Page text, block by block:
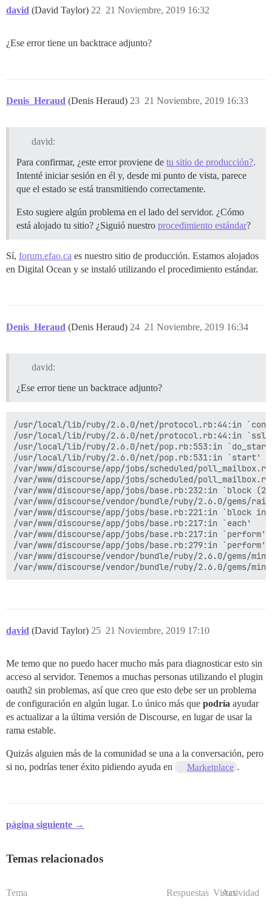
david (David Taylor) 21 Noviembre, 2019 16:32
22
¿Ese error tiene un backtrace adjunto?
Denis_Heraud (Denis Heraud) 21 Noviembre, 2019 16:33
23
david:
Para confirmar, ¿este error proviene de tu sitio de producción?.
Intenté iniciar sesión en él y, desde mi punto de vista, parece
que el estado se está transmitiendo correctamente.
Esto sugiere algún problema en el lado del servidor. ¿Cómo
está alojado tu sitio? ¿Siguió nuestro procedimiento estándar?
Sí, forum.efao.ca es nuestro sitio de producción. Estamos alojados
en Digital Ocean y se instaló utilizando el procedimiento estándar.
Denis_Heraud (Denis Heraud) 21 Noviembre, 2019 16:34
24
david:
¿Ese error tiene un backtrace adjunto?
/usr/local/lib/ruby/2.6.0/net/protocol.rb:44:in
/usr/local/lib/ruby/2.6.0/net/protocol.rb:44:in
/usr/local/lib/ruby/2.6.0/net/pop.rb:553:in
/usr/local/lib/ruby/2.6.0/net/pop.rb:531:in `start'
/var/www/discourse/app/jobs/scheduled/
/var/www/discourse/app/jobs/scheduled/
/var/www/discourse/app/jobs/base.rb:232:in `block
/var/www/discourse/vendor/bundle/ruby/2.6.0/gems/
/var/www/discourse/app/jobs/base.rb:221:in `block in
/var/www/discourse/app/jobs/base.rb:217:in `each'
/var/www/discourse/app/jobs/base.rb:217:in `perform'
/var/www/discourse/app/jobs/base.rb:279:in `perform'
/var/www/discourse/vendor/bundle/ruby/2.6.0/gems/
david (David Taylor) 21 Noviembre, 2019 17:10
25
Me temo que no puedo hacer mucho más para diagnosticar esto sin
acceso al servidor. Tenemos a muchas personas utilizando el plugin
oauth2 sin problemas, así que creo que esto debe ser un problema
de configuración en algún lugar. Lo único más que podría ayudar
es actualizar a la última versión de Discourse, en lugar de usar la
rama estable.
Quizás alguien más de la comunidad se una a la conversación, pero
si no, podrías tener éxito pidiendo ayuda en
Marketplace .
página siguiente →
Temas relacionados
Tema Respuestas Vistas
Actividad